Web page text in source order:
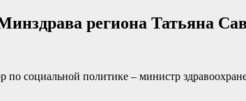
региона Татьяна
по социальной политике – министр